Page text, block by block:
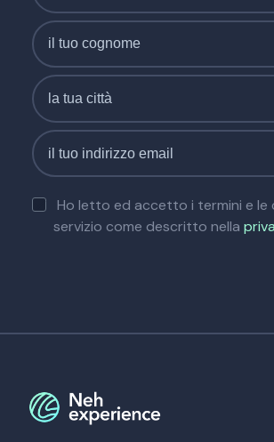
Ho letto ed accetto i termini e le
servizio come descritto nella